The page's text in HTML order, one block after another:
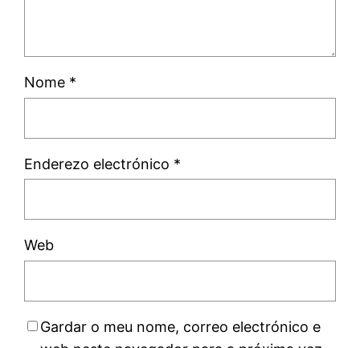
Nome *
Enderezo electrónico *
Web
Gardar o meu nome, correo electrónico e